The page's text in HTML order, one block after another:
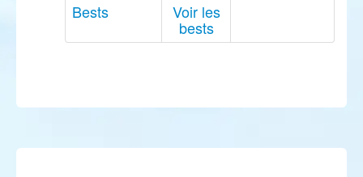
Bests
Voir les
bests